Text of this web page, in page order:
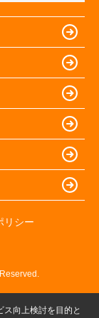
リシー
向上検討を目的と